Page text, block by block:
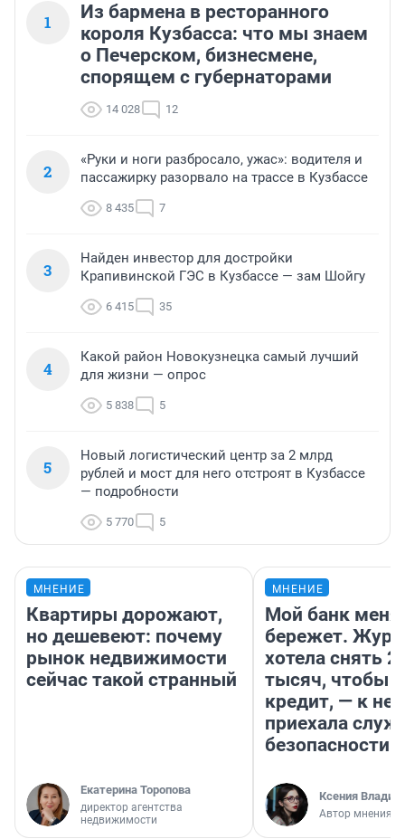
1
Из бармена в ресторанного
короля Кузбасса: что мы знаем
о Печерском, бизнесмене,
спорящем с губернаторами
14 028 12
2
«Руки и ноги разбросало, ужас»: водителя и
пассажирку разорвало на трассе в Кузбассе
8 435 7
3
Найден инвестор для достройки
Крапивинской ГЭС в Кузбассе — зам Шойгу
6 415 35
4
Какой район Новокузнецка самый лучший
для жизни — опрос
5 838 5
5
Новый логистический центр за 2 млрд
рублей и мост для него отстроят в Кузбассе
— подробности
5 770 5
МНЕНИЕ
Квартиры дорожают,
но дешевеют: почему
рынок недвижимости
сейчас такой странный
Екатерина Торопова
директор агентства
недвижимости
МНЕНИЕ
Мой банк меня
бережет.
хотела снять
тысяч, чтобы
кредит, — к
приехала
безопасности
Ксения
Автор мнения